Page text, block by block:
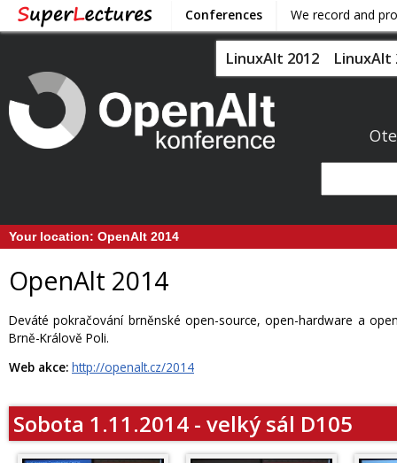
Conferences We record and
LinuxAlt 2012 LinuxAlt
Your location: OpenAlt 2014
OpenAlt 2014
Deváté pokračování brněnské open-source, open-hardware a
Brně-Králově Poli.
Web akce: http://openalt.cz/2014
Sobota 1.11.2014 - velký sál D105